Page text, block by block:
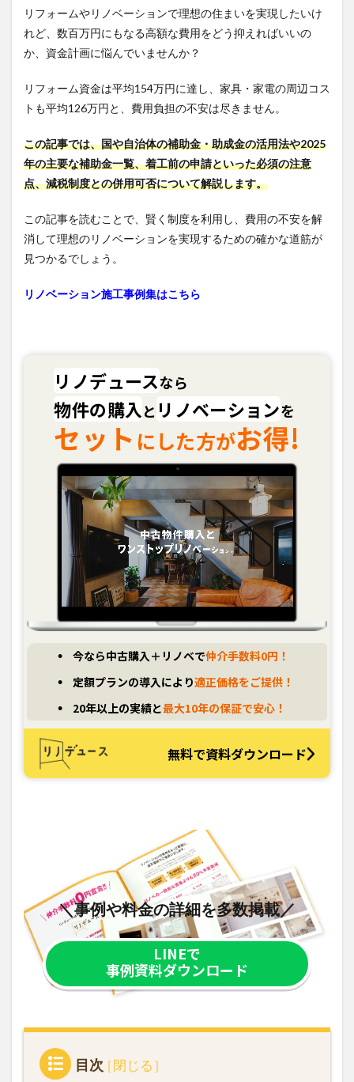
リフォームやリノベーションで理想の住まいを実現したいけ
れど、数百万円にもなる高額な費用をどう抑えればいいの
か、資金計画に悩んでいませんか？
リフォーム資金は平均154万円に達し、家具・家電の周辺コス
トも平均126万円と、費用負担の不安は尽きません。
この記事では、国や自治体の補助金・助成金の活用法や2025
年の主要な補助金一覧、着工前の申請といった必須の注意
点、減税制度との併用可否について解説します。
この記事を読むことで、賢く制度を利用し、費用の不安を解
消して理想のリノベーションを実現するための確かな道筋が
見つかるでしょう。
リノベーション施工事例集はこちら
リノデュースなら
物件の購入と リノベーションを
セット にした方がお得!
今なら中古購入＋リノベで仲介手数料0円！
定額プランの導入により適正価格をご提供！
20年以上の実績と最大10年の保証で安心！
無料で資料ダウンロード
＼事例や料金の詳細を多数掲載／
LINEで
事例資料ダウンロード
目次